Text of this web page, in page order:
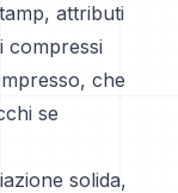
attributi
compressi
che
se
solida,